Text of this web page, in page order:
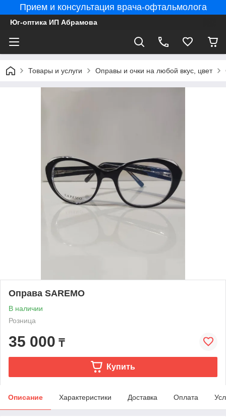
Прием и консультация врача-офтальмолога
Юг-оптика ИП Абрамова
Товары и услуги Оправы и очки на любой вкус, цвет
Оправа SAREMO
В наличии
Розница
35 000 ₸
Купить
Описание Характеристики Доставка Оплата